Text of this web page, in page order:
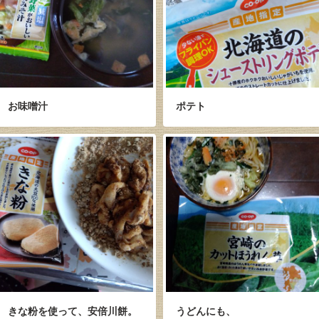
お味噌汁 ポテト
きな粉を使って、安倍川餅。 うどんにも、